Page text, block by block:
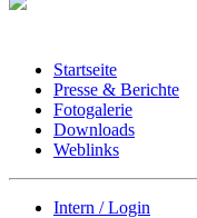
Startseite
Presse & Berichte
Fotogalerie
Downloads
Weblinks
Intern / Login